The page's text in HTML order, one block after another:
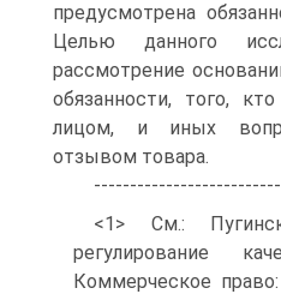
предусмотрена
Целью данного
рассмотрение
обязанности, того,
лицом, и иных
отзывом товара.
<1> См.:
регулирование
Коммерческое